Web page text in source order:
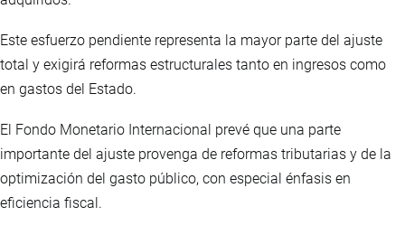
Este esfuerzo pendiente representa la mayor parte del ajuste
total y exigirá reformas estructurales tanto en ingresos como
en gastos del Estado.
El Fondo Monetario Internacional prevé que una parte
importante del ajuste provenga de reformas tributarias y de la
optimización del gasto público, con especial énfasis en
eficiencia fiscal.